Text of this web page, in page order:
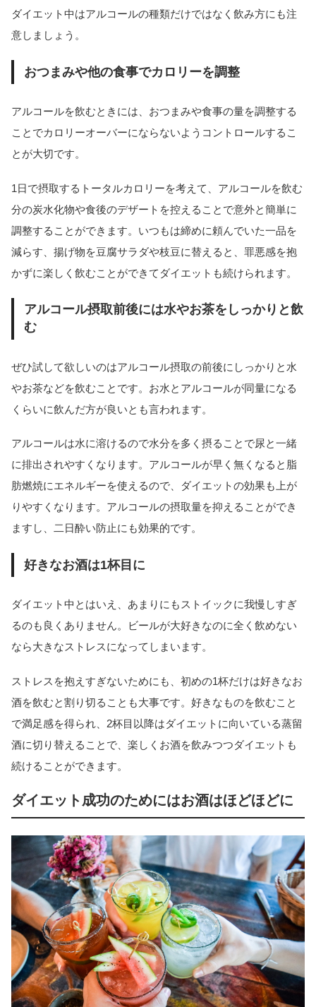
ダイエット中はアルコールの種類だけではなく飲み方にも注
意しましょう。
おつまみや他の食事でカロリーを調整
アルコールを飲むときには、おつまみや食事の量を調整する
ことでカロリーオーバーにならないようコントロールするこ
とが大切です。
1日で摂取するトータルカロリーを考えて、アルコールを飲む
分の炭水化物や食後のデザートを控えることで意外と簡単に
調整することができます。いつもは締めに頼んでいた一品を
減らす、揚げ物を豆腐サラダや枝豆に替えると、罪悪感を抱
かずに楽しく飲むことができてダイエットも続けられます。
アルコール摂取前後には水やお茶をしっかりと飲
む
ぜひ試して欲しいのはアルコール摂取の前後にしっかりと水
やお茶などを飲むことです。お水とアルコールが同量になる
くらいに飲んだ方が良いとも言われます。
アルコールは水に溶けるので水分を多く摂ることで尿と一緒
に排出されやすくなります。アルコールが早く無くなると脂
肪燃焼にエネルギーを使えるので、ダイエットの効果も上が
りやすくなります。アルコールの摂取量を抑えることができ
ますし、二日酔い防止にも効果的です。
好きなお酒は1杯目に
ダイエット中とはいえ、あまりにもストイックに我慢しすぎ
るのも良くありません。ビールが大好きなのに全く飲めない
なら大きなストレスになってしまいます。
ストレスを抱えすぎないためにも、初めの1杯だけは好きなお
酒を飲むと割り切ることも大事です。好きなものを飲むこと
で満足感を得られ、2杯目以降はダイエットに向いている蒸留
酒に切り替えることで、楽しくお酒を飲みつつダイエットも
続けることができます。
ダイエット成功のためにはお酒はほどほどに